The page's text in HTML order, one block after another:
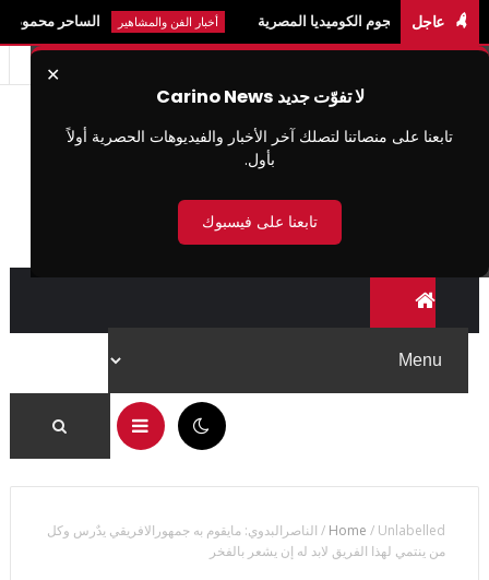
عاجل
الكوميديا المصرية أخبار الفن والمشاهير الساحر محمود عبد العزيز:
✕
لا تفوّت جديد Carino News
تابعنا على منصاتنا لتصلك آخر الأخبار والفيديوهات الحصرية أولاً
بأول.
تابعنا على فيسبوك
Home / Unlabelled
/ الناصرالبدوي: مايقوم به جمهورالافريقي يدٌرس وكل
من ينتمي لهذا الفريق لابد له إن يشعر بالفخر